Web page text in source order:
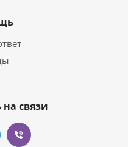
на связи